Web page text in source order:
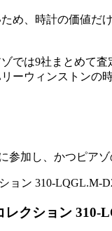
め、 時計の価値だ
では9社まとめて
ーウィンストンの
参加し、かつピア
クション 310-